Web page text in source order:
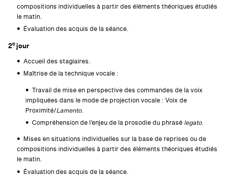
compositions individuelles à partir des éléments théoriques étudiés
le matin.
Évaluation des acquis de la séance.
2ejour
Accueil des stagiaires.
Maîtrise de la technique vocale :
Travail de mise en perspective des commandes de la voix
impliquées dans le mode de projection vocale : Voix de
Proximité/Lamento.
Compréhension de l’enjeu de la prosodie du phrasé legato.
Mises en situations individuelles sur la base de reprises ou de
compositions individuelles à partir des éléments théoriques étudiés
le matin.
Évaluation des acquis de la séance.